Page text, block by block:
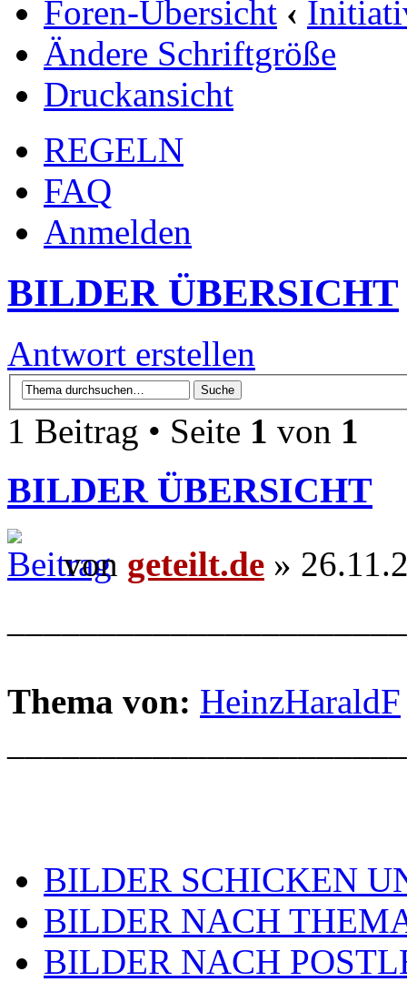
Foren-Übersicht ‹
Ändere Schriftgröße
Druckansicht
REGELN
FAQ
Anmelden
BILDER ÜBERSICHT
Antwort erstellen
1 Beitrag • Seite 1 von 1
BILDER ÜBERSICHT
von geteilt.de »
Thema von: HeinzHaraldF
BILDER SCHICKEN
BILDER NACH
BILDER NACH